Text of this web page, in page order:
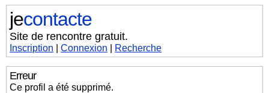
jecontacte
Site de rencontre gratuit.
Inscription |Connexion Recherche
Erreur
Ce profil a été supprimé.